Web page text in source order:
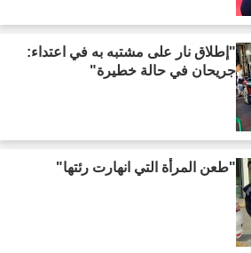
"إطلاق نار على مشتبه به في اعتداء:
جريحان في حالة خطيرة"
"طعن المرأة التي انهارت رئتها"